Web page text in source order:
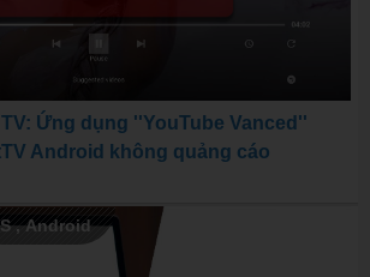
Ứng dụng ''YouTube Vanced''
Android không quảng cáo
,Android